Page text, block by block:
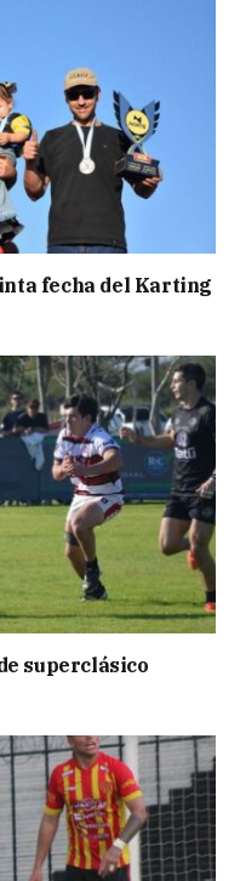
fecha del Karting
superclásico